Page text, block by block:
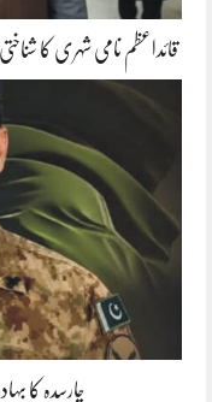
قائداعظم نامی شہری کا
چارسدہ کا